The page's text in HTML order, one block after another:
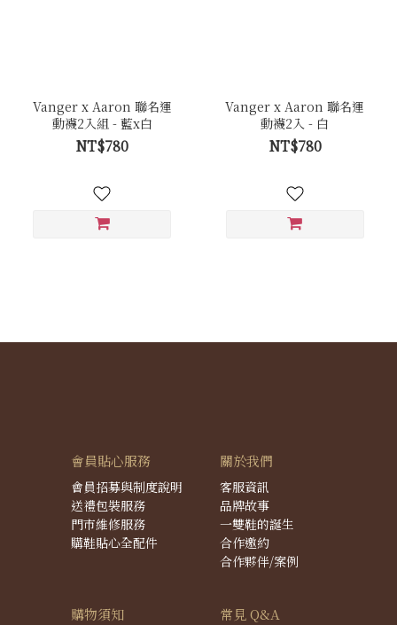
Vanger x Aaron 聯名運
動襪2入組 - 藍x白
NT$780
Vanger x Aaron 聯名運
動襪2入 - 白
NT$780
會員貼心服務
會員招募與制度說明
送禮包裝服務
門市維修服務
購鞋貼心全配件
關於我們
客服資訊
品牌故事
一雙鞋的誕生
合作邀約
合作夥伴/案例
購物須知 常見 Q&A